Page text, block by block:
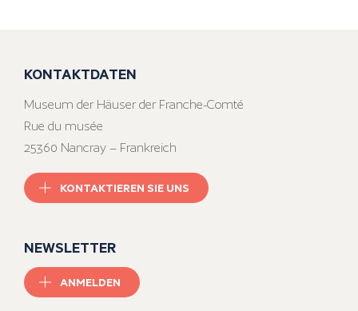
KONTAKTDATEN
Museum der Häuser der Franche-Comté
Rue du musée
25360 Nancray – Frankreich
KONTAKTIEREN SIE UNS
NEWSLETTER
ANMELDEN